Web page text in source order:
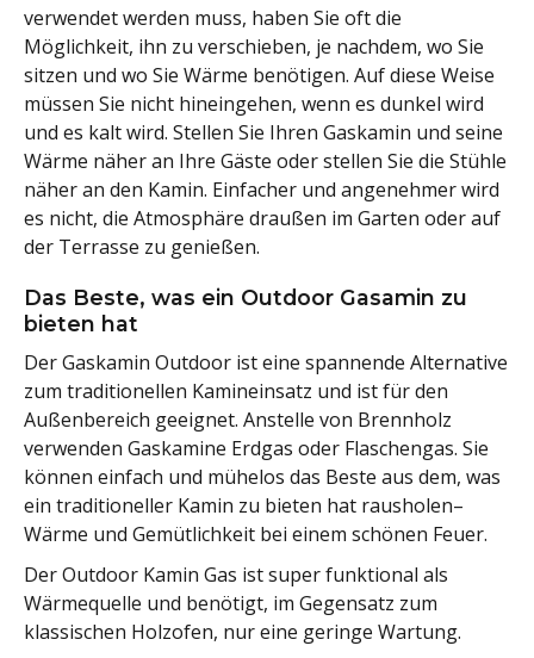
verwendet werden muss, haben Sie oft die
Möglichkeit, ihn zu verschieben, je nachdem, wo Sie
sitzen und wo Sie Wärme benötigen. Auf diese Weise
müssen Sie nicht hineingehen, wenn es dunkel wird
und es kalt wird. Stellen Sie Ihren Gaskamin und seine
Wärme näher an Ihre Gäste oder stellen Sie die Stühle
näher an den Kamin. Einfacher und angenehmer wird
es nicht, die Atmosphäre draußen im Garten oder auf
der Terrasse zu genießen.
Das Beste, was ein Outdoor Gasamin zu
bieten hat
Der Gaskamin Outdoor ist eine spannende Alternative
zum traditionellen Kamineinsatz und ist für den
Außenbereich geeignet. Anstelle von Brennholz
verwenden Gaskamine Erdgas oder Flaschengas. Sie
können einfach und mühelos das Beste aus dem, was
ein traditioneller Kamin zu bieten hat rausholen–
Wärme und Gemütlichkeit bei einem schönen Feuer.
Der Outdoor Kamin Gas ist super funktional als
Wärmequelle und benötigt, im Gegensatz zum
klassischen Holzofen, nur eine geringe Wartung.